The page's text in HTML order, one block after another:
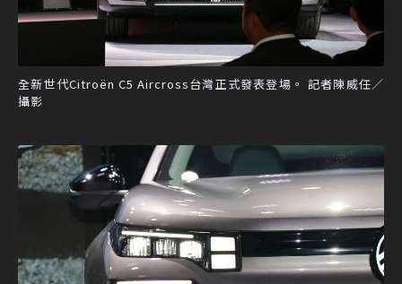
全新世代Citroën C5 Aircross台灣正式發表登場。 記者陳威任／
攝影